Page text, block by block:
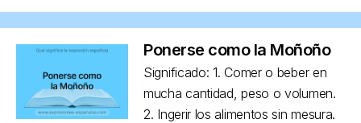
Ponerse como la Moñoño
Significado: 1. Comer o beber en
mucha cantidad, peso o volumen.
2. Ingerir los alimentos sin mesura.